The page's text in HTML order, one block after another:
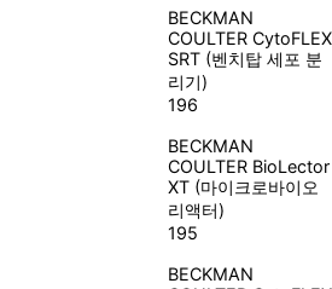
BECKMAN
COULTER CytoFLEX
SRT (벤치탑 세포 분
리기)
196
BECKMAN
COULTER BioLector
XT (마이크로바이오
리액터)
195
BECKMAN